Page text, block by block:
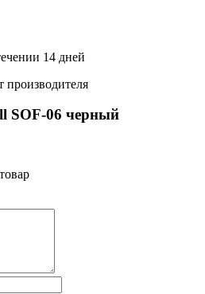
14 дней
производителя
SOF-06 черный